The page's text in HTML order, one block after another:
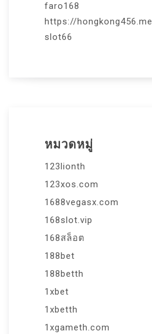
faro168
https://hongkong456.me
slot66
หมวดหมู่
123lionth
123xos.com
1688vegasx.com
168slot.vip
168สล็อต
188bet
188betth
1xbet
1xbetth
1xgameth.com